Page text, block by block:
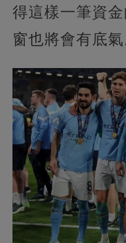
得這樣一筆資
窗也將會有底氣